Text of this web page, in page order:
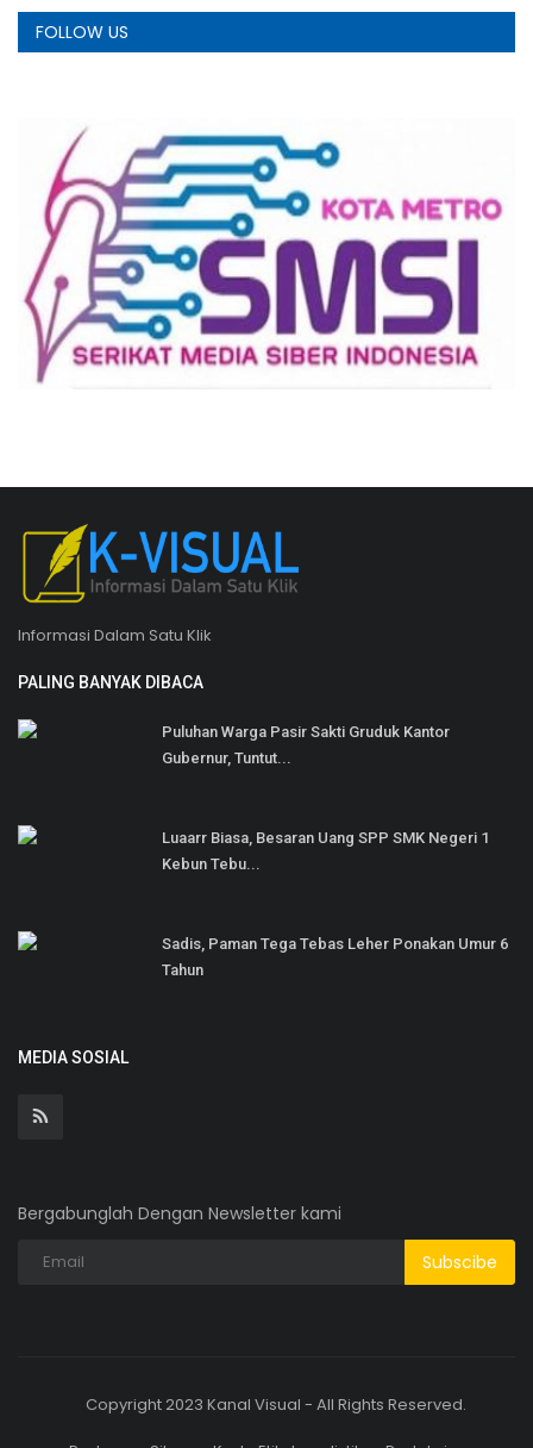
FOLLOW US
Informasi Dalam Satu Klik
PALING BANYAK DIBACA
Puluhan Warga Pasir Sakti Gruduk Kantor
Gubernur, Tuntut...
Luaarr Biasa, Besaran Uang SPP SMK Negeri 1
Kebun Tebu...
Sadis, Paman Tega Tebas Leher Ponakan Umur 6
Tahun
MEDIA SOSIAL
Bergabunglah Dengan Newsletter kami
Subscibe
Copyright 2023 Kanal Visual - All Rights Reserved.